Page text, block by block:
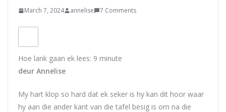
March 7, 2024 annelise 7 Comments
Hoe lank gaan ek lees: 9 minute
deur Annelise
My hart klop so hard dat ek seker is hy kan dit hoor waar
hy aan die ander kant van die tafel besig is om na die